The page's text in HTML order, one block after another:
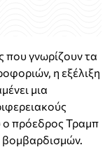
που γνωρίζουν τα
η εξέλιξη
μια
ο πρόεδρος Τραμπ
βομβαρδισμών.